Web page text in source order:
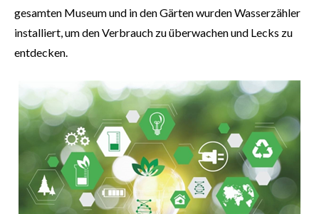
gesamten Museum und in den Gärten wurden Wasserzähler
installiert, um den Verbrauch zu überwachen und Lecks zu
entdecken.